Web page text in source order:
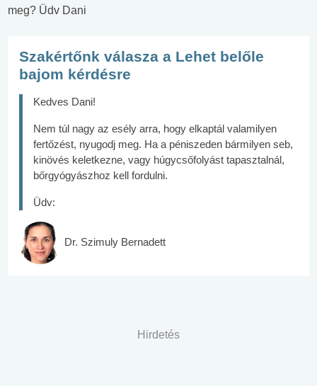
meg? Üdv Dani
Szakértőnk válasza a Lehet belőle
bajom kérdésre
Kedves Dani!
Nem túl nagy az esély arra, hogy elkaptál valamilyen
fertőzést, nyugodj meg. Ha a péniszeden bármilyen seb,
kinövés keletkezne, vagy húgycsőfolyást tapasztalnál,
bőrgyógyászhoz kell fordulni.
Üdv:
Dr. Szimuly Bernadett
Hirdetés